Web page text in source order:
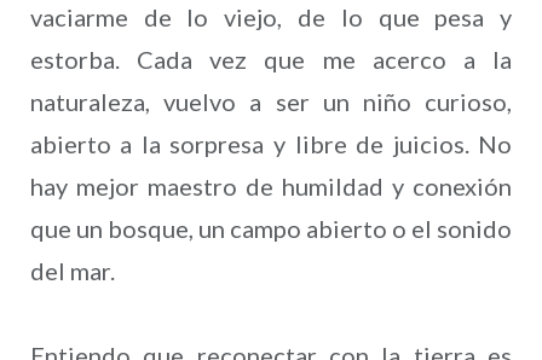
vaciarme de lo viejo, de lo que pesa y
estorba. Cada vez que me acerco a la
naturaleza, vuelvo a ser un niño curioso,
abierto a la sorpresa y libre de juicios. No
hay mejor maestro de humildad y conexión
que un bosque, un campo abierto o el sonido
del mar.